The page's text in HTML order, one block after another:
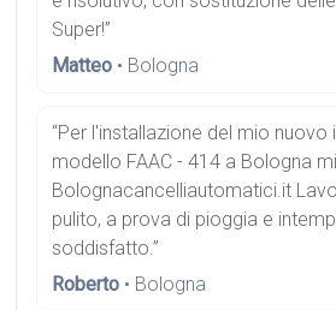
Super!”
Matteo • Bologna
“Per l'installazione del mio nuovo
modello FAAC - 414 a Bologna
Bolognacancelliautomatici.it
pulito, a prova di pioggia e
soddisfatto.”
Roberto • Bologna